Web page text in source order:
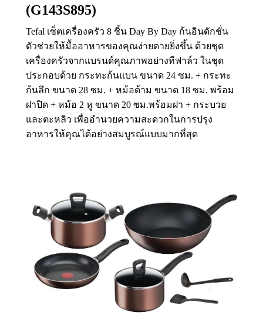
(G143S895)
Tefal เซ็ตเครื่องครัว 8 ชิ้น Day By Day ก้นอินดักชั่น
ตัวช่วยให้มื้ออาหารของคุณง่ายดายยิ่งขึ้น ด้วยชุด
เครื่องครัวจากแบรนด์คุณภาพอย่างทีฟาล์ว ในชุด
ประกอบด้วย กระทะก้นแบน ขนาด 24 ซม. + กระทะ
ก้นลึก ขนาด 28 ซม. + หม้อด้าม ขนาด 18 ซม. พร้อม
ฝาปิด + หม้อ 2 หู ขนาด 20 ซม.พร้อมฝา + กระบวย
และตะหลิว เพื่ออำนวยความสะดวกในการปรุง
อาหารให้คุณได้อย่างสมบูรณ์แบบมากที่สุด